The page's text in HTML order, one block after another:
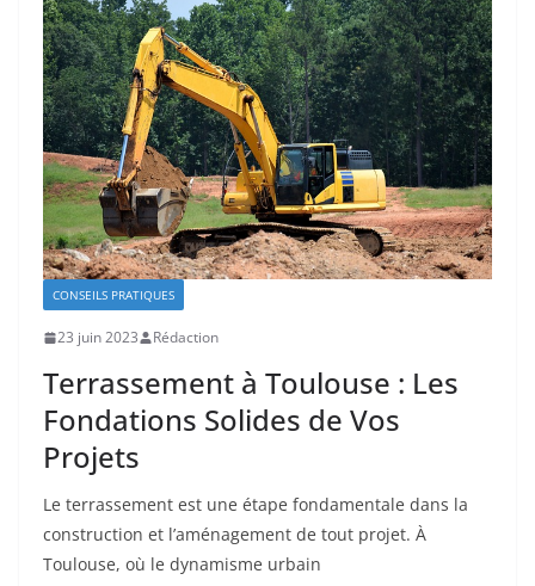
CONSEILS PRATIQUES
23 juin 2023 Rédaction
Terrassement à Toulouse : Les
Fondations Solides de Vos
Projets
Le terrassement est une étape fondamentale dans la
construction et l’aménagement de tout projet. À
Toulouse, où le dynamisme urbain